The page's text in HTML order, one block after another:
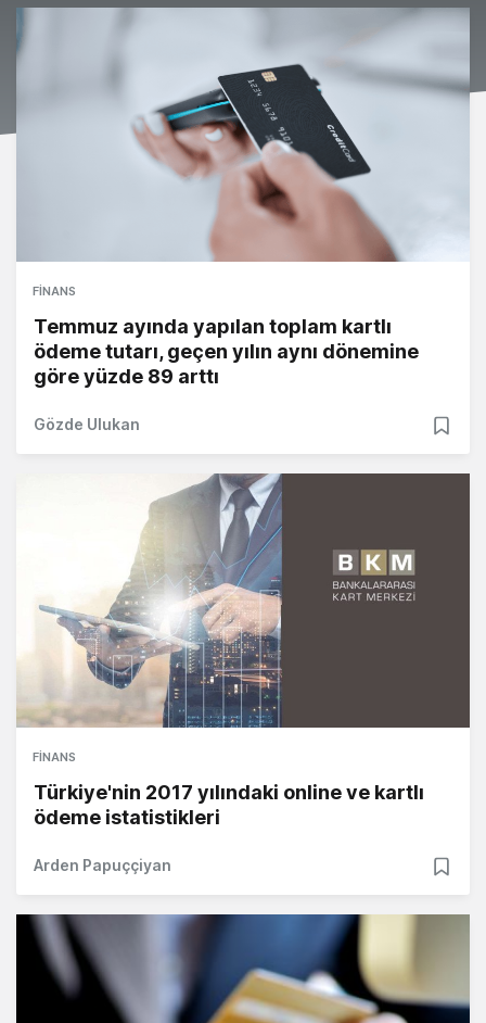
FINANS
Temmuz ayında yapılan toplam kartlı
ödeme tutarı, geçen yılın aynı dönemine
göre yüzde 89 arttı
Gözde Ulukan
FINANS
Türkiye'nin 2017 yılındaki online ve kartlı
ödeme istatistikleri
Arden Papuççiyan